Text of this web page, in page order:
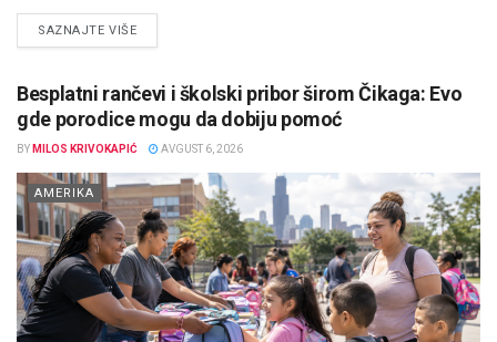
SAZNAJTE VIŠEDETAILS
Besplatni rančevi i školski pribor širom Čikaga: Evo
gde porodice mogu da dobiju pomoć
BY MILOS KRIVOKAPIĆ AVGUST 6, 2026
AMERIKA